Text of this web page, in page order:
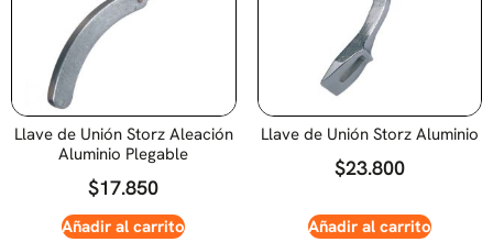
Llave de Unión Storz Aleación
Aluminio Plegable
$17.850
Añadir al carrito
Llave de Unión Storz Aluminio
$23.800
Añadir al carrito